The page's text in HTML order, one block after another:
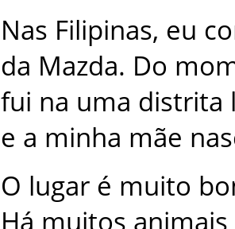
Nas Filipinas, eu
da Mazda. Do
fui na uma distrita
e a minha mãe
O lugar é muito
Há muitos animais